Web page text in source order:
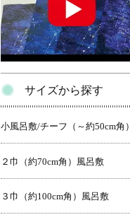
サイズから探す
小風呂敷/チーフ（～約50cm角）
２巾（約70cm角）風呂敷
３巾（約100cm角）風呂敷